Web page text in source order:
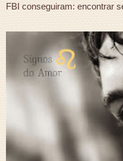
FBI conseguiram: encontrar